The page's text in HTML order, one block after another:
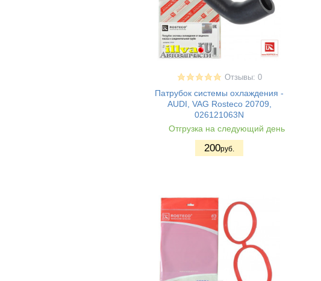
Отзывы: 0
Патрубок системы охлаждения -
AUDI, VAG Rosteco 20709,
026121063N
Отгрузка на следующий день
200руб.